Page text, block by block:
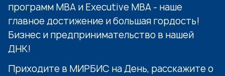
программ МВА и Executive МВА - наше
главное достижение и большая гордость!
Бизнес и предпринимательство в нашей
ДНК!
Приходите в МИРБИС на День, расскажите о